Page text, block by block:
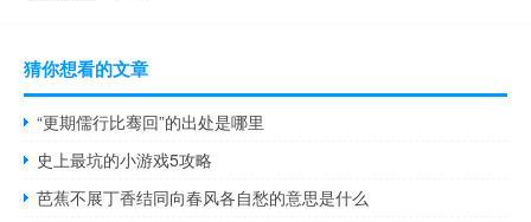
猜你想看的文章
“更期儒行比骞回”的出处是哪里
史上最坑的小游戏5攻略
芭蕉不展丁香结同向春风各自愁的意思是什么